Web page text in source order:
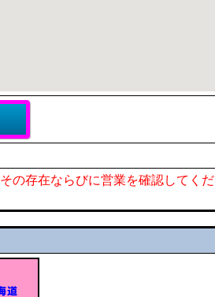
その存在ならびに営業を確認してくだ